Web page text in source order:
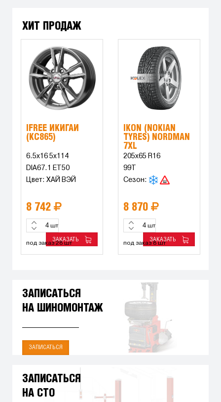
ХИТ ПРОДАЖ
IFREE ИКИГАЙ
(КС865)
6.5x16 5x114
DIA67.1 ET50
Цвет: ХАЙ ВЭЙ
8 742
шт
ЗАКАЗАТЬ
под заказ 28 шт
IKON (NOKIAN
TYRES) NORDMAN
7XL
205x65 R16
99T
Сезон:
8 870
шт
ЗАКАЗАТЬ
под заказ 8 шт
ЗАПИСАТЬСЯ
НА ШИНОМОНТАЖ
ЗАПИСАТЬСЯ
ЗАПИСАТЬСЯ
НА СТО